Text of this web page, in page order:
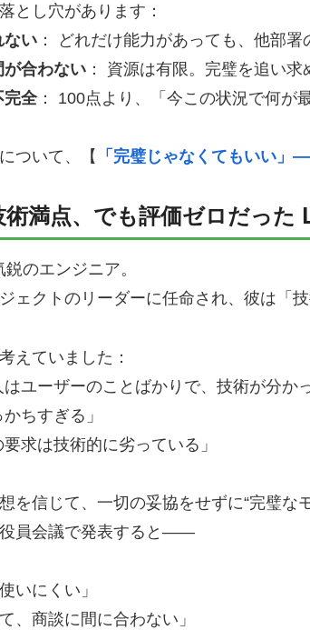
とし穴があります：
ない ： どれだけ能力があっても、他部
が合わない ： 資源は有限。完璧を追い
完全： 100点より、「今この状況で何が
について、【 「完璧じゃなくてもいい
術満点、でも評価ゼロだった
のエンジニア。
ェクトのリーダーに任命され、彼は「
えていました：
はユーザーのことばかりで、技術が分か
ちすぎる」
求は技術的に劣っている」
を信じて、一切の妥協をせずに“完璧な
役員会議で発表すると――
いにくい」
、商談に間に合わない」